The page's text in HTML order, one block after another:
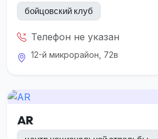
бойцовский клуб
Телефон не указан
12-й микрорайон, 72в
AR